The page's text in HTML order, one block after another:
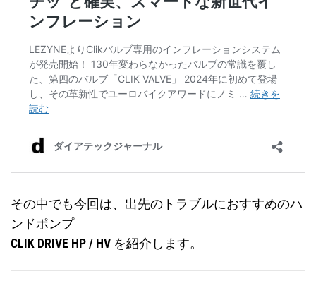
その中でも今回は、出先のトラブルにおすすめのハ
ンドポンプ
CLIK DRIVE HP / HV を紹介します。